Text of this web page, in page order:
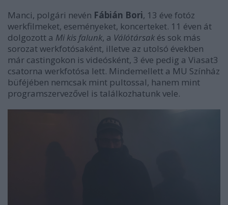
Manci, polgári nevén Fábián Bori, 13 éve fotóz
werkfilmeket, eseményeket, koncerteket. 11 éven át
dolgozott a Mi kis falunk, a Válótársak és sok más
sorozat werkfotósaként, illetve az utolsó években
már castingokon is videósként, 3 éve pedig a Viasat3
csatorna werkfotósa lett. Mindemellett a MU Színház
büféjében nemcsak mint pultossal, hanem mint
programszervezővel is találkozhatunk vele.